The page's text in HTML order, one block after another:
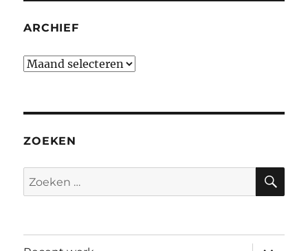
ARCHIEF
Archief
ZOEKEN
Zoeken
naar: